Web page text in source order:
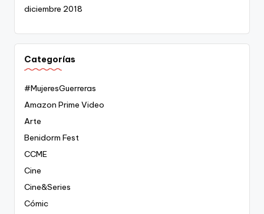
diciembre 2018
Categorías
#MujeresGuerreras
Amazon Prime Video
Arte
Benidorm Fest
CCME
Cine
Cine&Series
Cómic